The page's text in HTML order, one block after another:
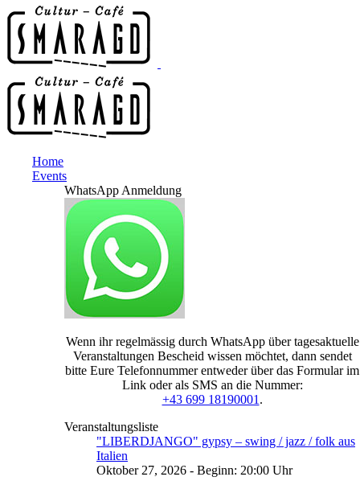
Home
Events
WhatsApp Anmeldung
Wenn ihr regelmässig durch WhatsApp über tagesaktuelle
Veranstaltungen Bescheid wissen möchtet, dann sendet
bitte Eure Telefonnummer entweder über das Formular im
Link oder als SMS an die Nummer:
+43 699 18190001 .
Veranstaltungsliste
"LIBERDJANGO" gypsy – swing / jazz / folk aus
Italien
Oktober 27, 2026 - Beginn: 20:00 Uhr